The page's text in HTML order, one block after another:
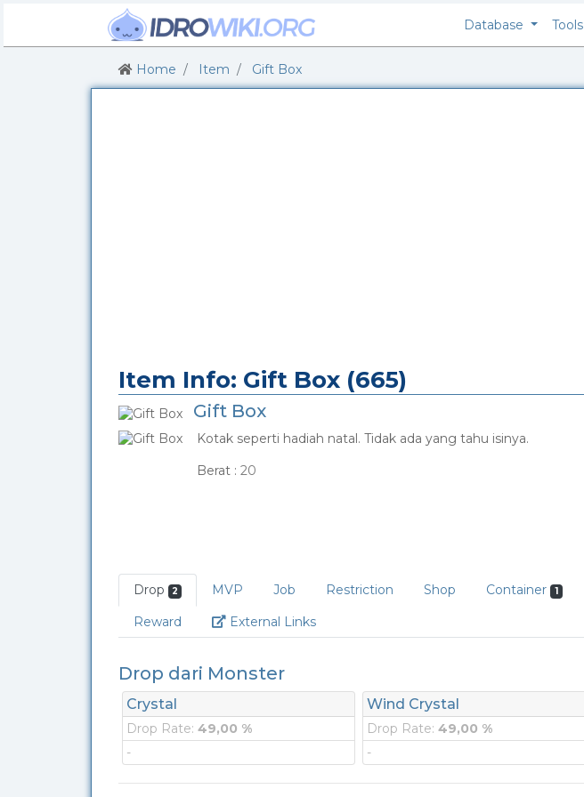
Database Tools
Home Item Gift Box
Item Info: Gift Box (665)
Gift Box
Kotak seperti hadiah natal. Tidak ada yang tahu isinya.
Berat : 20
Drop 2 MVP Job Restriction Shop Container 1
Reward
External LinksLink
Drop dari Monster
Crystal
Drop Rate: 49,00 %
-
Wind Crystal
Drop Rate: 49,00 %
-